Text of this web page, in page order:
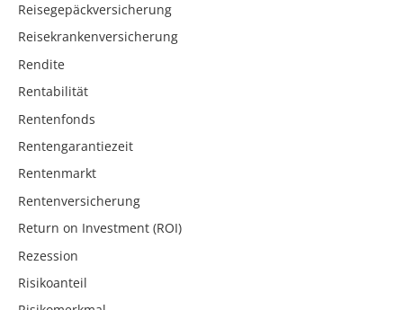
Reisegepäckversicherung
Reisekrankenversicherung
Rendite
Rentabilität
Rentenfonds
Rentengarantiezeit
Rentenmarkt
Rentenversicherung
Return on Investment (ROI)
Rezession
Risikoanteil